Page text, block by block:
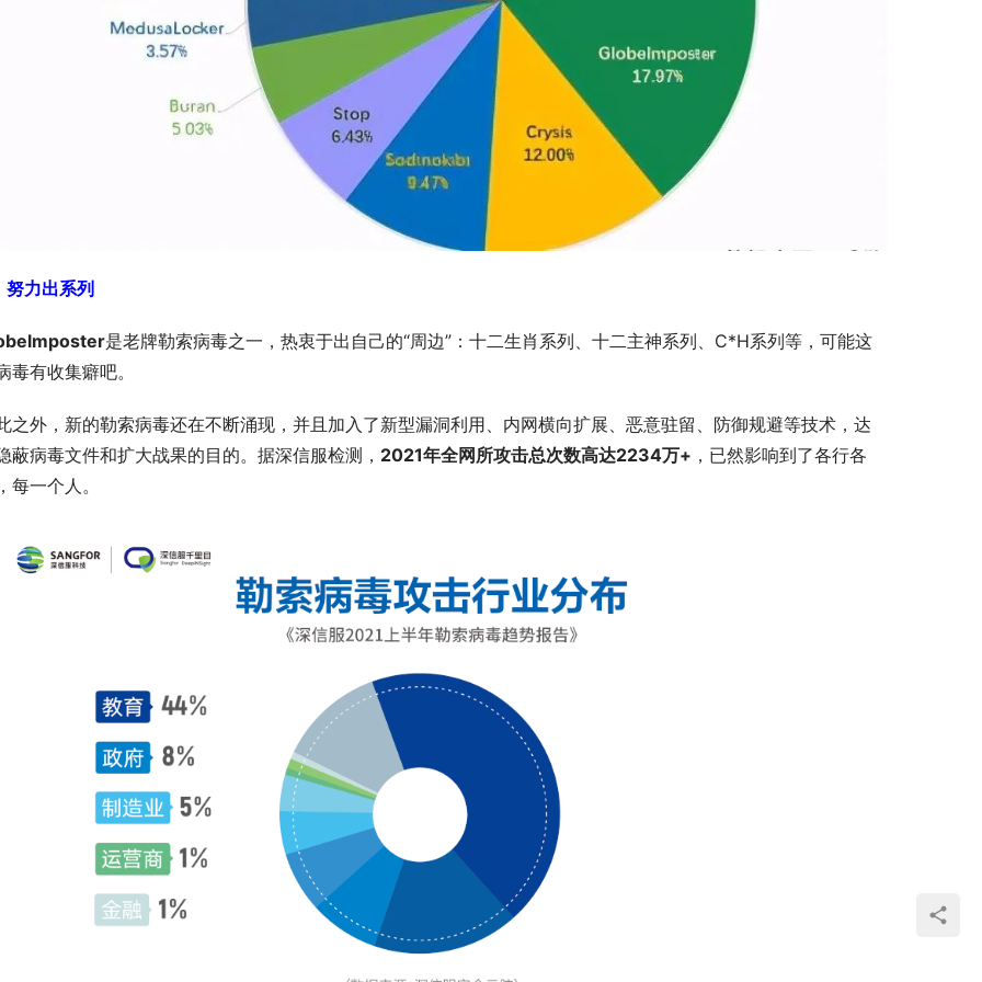
努力出系列
是老牌勒索病毒之一，热衷于出自己的“周边”：十二生肖系列、十二主神系列、C*H系列等，可能这
毒有收集癖吧。
之外，新的勒索病毒还在不断涌现，并且加入了新型漏洞利用、内网横向扩展、恶意驻留、防御规避等技术，达
蔽病毒文件和扩大战果的目的。据深信服检测， 2021年全网所攻击总次数高达2234万+ ，已然影响到了各行各
每一个人。